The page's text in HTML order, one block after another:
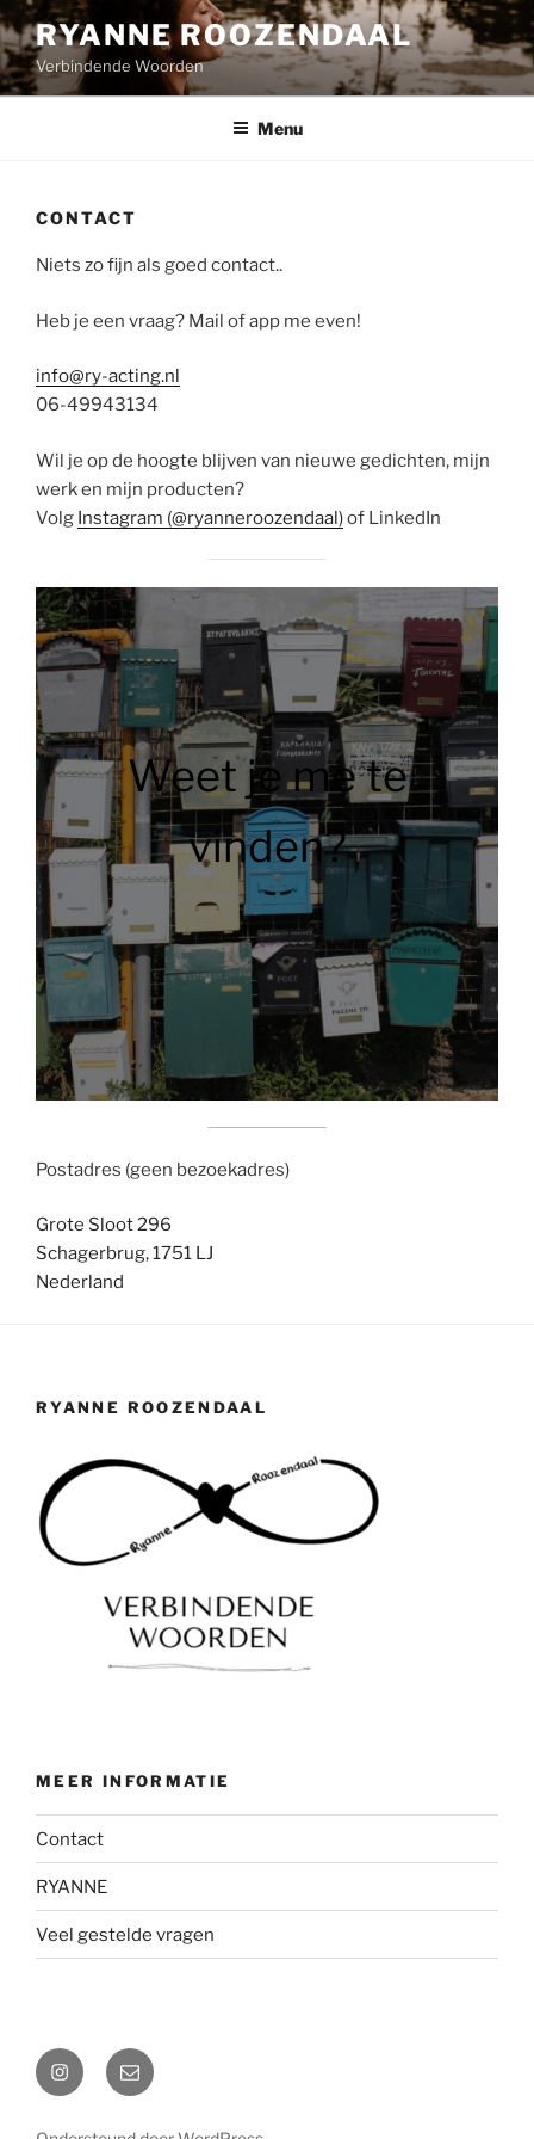
Naar
de
inhoud
springen
RYANNE ROOZENDAAL
Verbindende Woorden
Menu
CONTACT
Niets zo fijn als goed contact..
Heb je een vraag? Mail of app me even!
info@ry-acting.nl
06-49943134
Wil je op de hoogte blijven van nieuwe gedichten, mijn
werk en mijn producten?
Volg Instagram (@ryanneroozendaal)of LinkedIn
Weet je me te
vinden?
Postadres (geen bezoekadres)
Grote Sloot 296
Schagerbrug,1751 LJ
Nederland
RYANNE ROOZENDAAL
MEER INFORMATIE
Contact
RYANNE
Veel gestelde vragen
Instagram
E-
mail